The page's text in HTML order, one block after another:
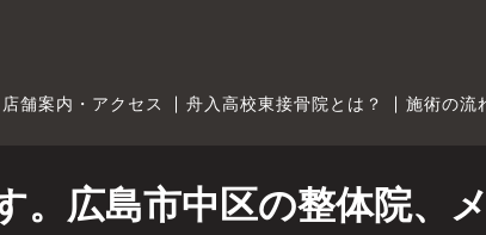
店舗案内・アクセス 舟入高校東接骨院とは？ 施術の流
。広島市中区の整体院、